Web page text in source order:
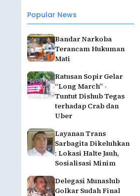
Popular News
Bandar Narkoba
Terancam Hukuman
Mati
Ratusan Sopir Gelar
“Long March” -
Tuntut Dishub Tegas
terhadap Crab dan
Uber
Layanan Trans
Sarbagita Dikeluhkan
: Lokasi Halte Jauh,
Sosialisasi Minim
Delegasi Munaslub
Golkar Sudah Final